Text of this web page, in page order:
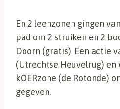
En 2 leenzonen gingen
pad om 2 struiken en 2
Doorn (gratis). Een actie
(Utrechtse Heuvelrug) en
kOERzone (de Rotonde)
gegeven.